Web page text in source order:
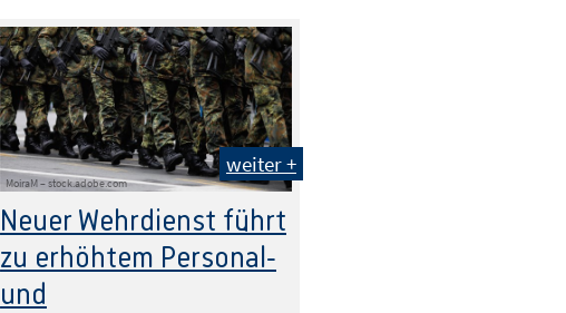
MoiraM – stock.adobe.com
weiter +
Neuer Wehrdienst führt
zu erhöhtem Personal-
und